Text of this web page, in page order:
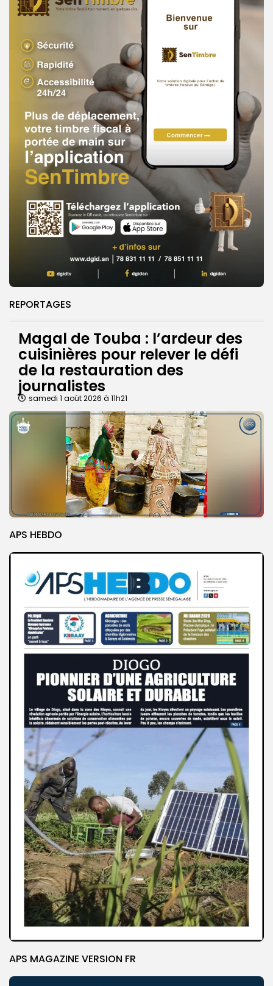
REPORTAGES
Magal de Touba : l’ardeur des
cuisinières pour relever le défi
de la restauration des
journalistes
samedi 1 août 2026 à 11h21
APS HEBDO
APS MAGAZINE VERSION FR